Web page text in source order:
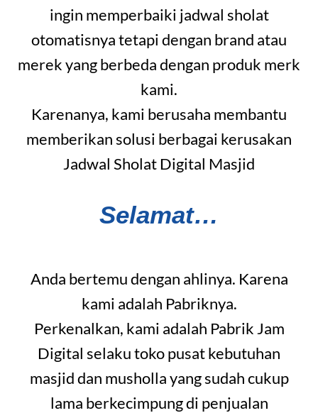
ingin memperbaiki jadwal sholat
otomatisnya tetapi dengan brand atau
merek yang berbeda dengan produk merk
kami.
Karenanya, kami berusaha membantu
memberikan solusi berbagai kerusakan
Jadwal Sholat Digital Masjid
Selamat…
Anda bertemu dengan ahlinya. Karena
kami adalah Pabriknya.
Perkenalkan, kami adalah Pabrik Jam
Digital selaku toko pusat kebutuhan
masjid dan musholla yang sudah cukup
lama berkecimpung di penjualan